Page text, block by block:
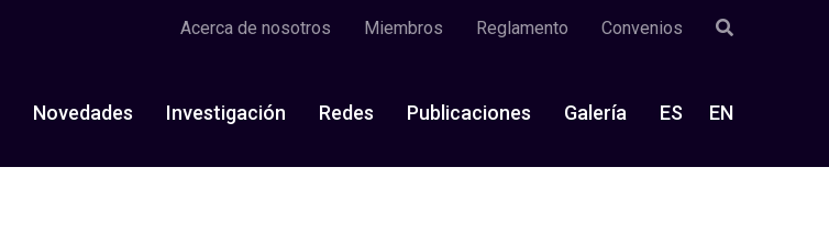
Acerca de nosotros Miembros Reglamento Convenios
Novedades Investigación Redes Publicaciones Galería ES EN